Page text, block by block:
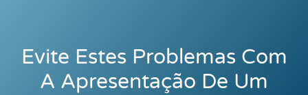
Evite Estes Problemas Com
A Apresentação De Um